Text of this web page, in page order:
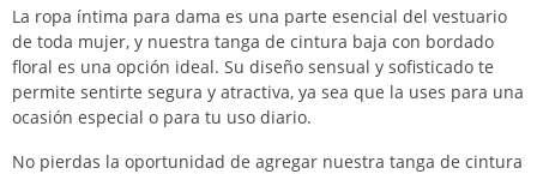
La ropa íntima para dama es una parte esencial del vestuario
de toda mujer, y nuestra tanga de cintura baja con bordado
floral es una opción ideal. Su diseño sensual y sofisticado te
permite sentirte segura y atractiva, ya sea que la uses para una
ocasión especial o para tu uso diario.
No pierdas la oportunidad de agregar nuestra tanga de cintura